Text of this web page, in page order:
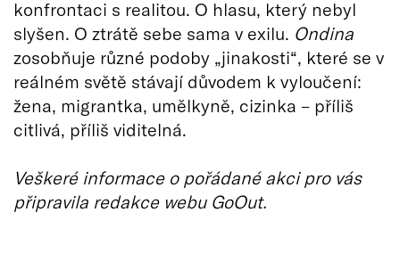
konfrontaci s realitou. O hlasu, který nebyl
slyšen. O ztrátě sebe sama v exilu. Ondina
zosobňuje různé podoby „jinakosti“, které se v
reálném světě stávají důvodem k vyloučení:
žena, migrantka, umělkyně, cizinka – příliš
citlivá, příliš viditelná.
Veškeré informace o pořádané akci pro vás
připravila redakce webu GoOut.